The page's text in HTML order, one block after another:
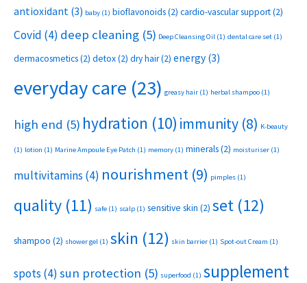
antioxidant (3) baby (1) bioflavonoids(2) cardio-vascular support(2)
Covid (4) deep cleaning (5) Deep Cleansing Oil (1) dental care set (1)
dermacosmetics(2) detox(2) dry hair(2) energy (3)
everyday care (23) greasy hair (1) herbal shampoo (1)
high end (5) hydration (10) immunity (8) K-beauty
(1) lotion (1) Marine Ampoule Eye Patch (1) memory (1) minerals(2) moisturiser (1)
multivitamins(4) nourishment (9) pimples (1)
quality (11) safe (1) scalp (1) sensitive skin (2) set (12)
shampoo (2) shower gel (1) skin (12) skin barrier (1) Spot-out Cream (1)
spots(4)sun protection (5) superfood (1) supplement